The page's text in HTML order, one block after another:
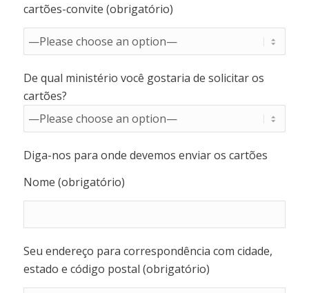
cartões-convite (obrigatório)
De qual ministério você gostaria de solicitar os
cartões?
Diga-nos para onde devemos enviar os cartões
Nome (obrigatório)
Seu endereço para correspondência com cidade,
estado e código postal (obrigatório)